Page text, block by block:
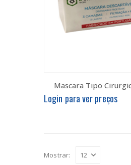
Login para ver preços
Mostrar: